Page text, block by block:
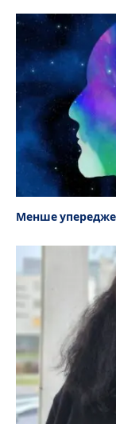
Менше